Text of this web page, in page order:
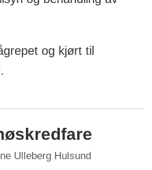
og kjørt til
Ulleberg Hulsund